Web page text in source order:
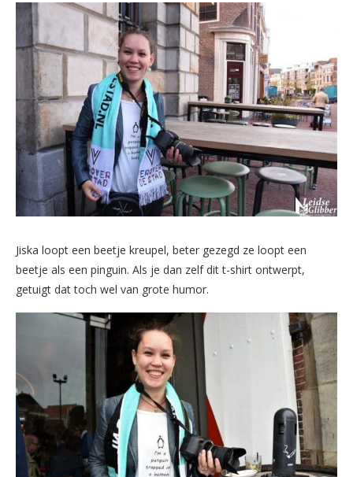
Jiska loopt een beetje kreupel, beter gezegd ze loopt een
beetje als een pinguin. Als je dan zelf dit t-shirt ontwerpt,
getuigt dat toch wel van grote humor.